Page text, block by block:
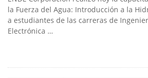
la Fuerza del Agua: Introducción a la
a estudiantes de las carreras de
Electrónica …